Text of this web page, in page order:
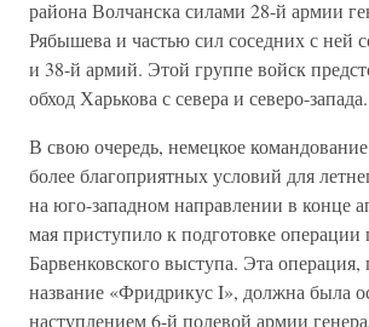
района Волчанска силами 28-й армии
Рябышева и частью сил соседних с ней
и 38-й армий. Этой группе войск
обход Харькова с севера и северо-запада.
В свою очередь, немецкое
более благоприятных условий для
на юго-западном направлении в конце
мая приступило к подготовке
Барвенковского выступа. Эта
название «Фридрикус I», должна была
наступлением 6-й полевой армии